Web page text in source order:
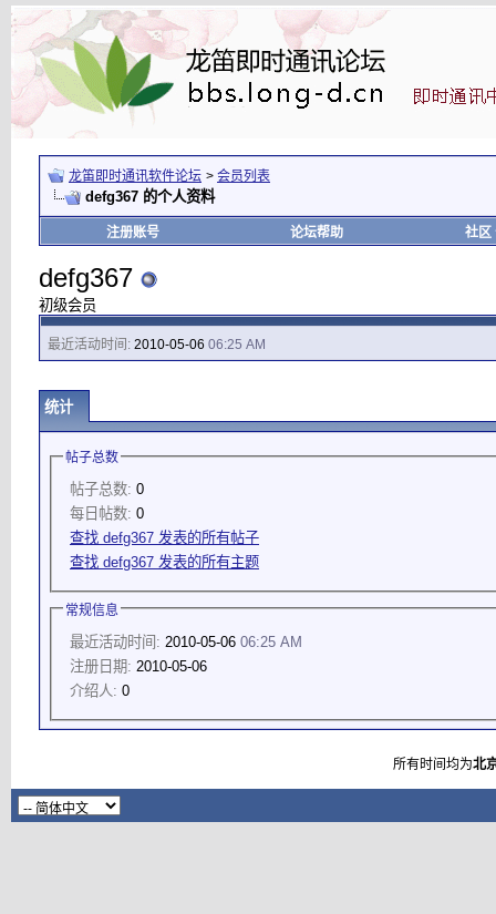
龙笛即时通讯软件论坛 > 会员列表
defg367 的个人资料
注册账号 论坛帮助 社区
defg367
初级会员
最近活动时间: 2010-05-06 06:25 AM
统计
帖子总数
帖子总数: 0
每日帖数: 0
查找 defg367 发表的所有帖子
查找 defg367 发表的所有主题
常规信息
最近活动时间: 2010-05-06 06:25 AM
注册日期: 2010-05-06
介绍人: 0
所有时间均为北